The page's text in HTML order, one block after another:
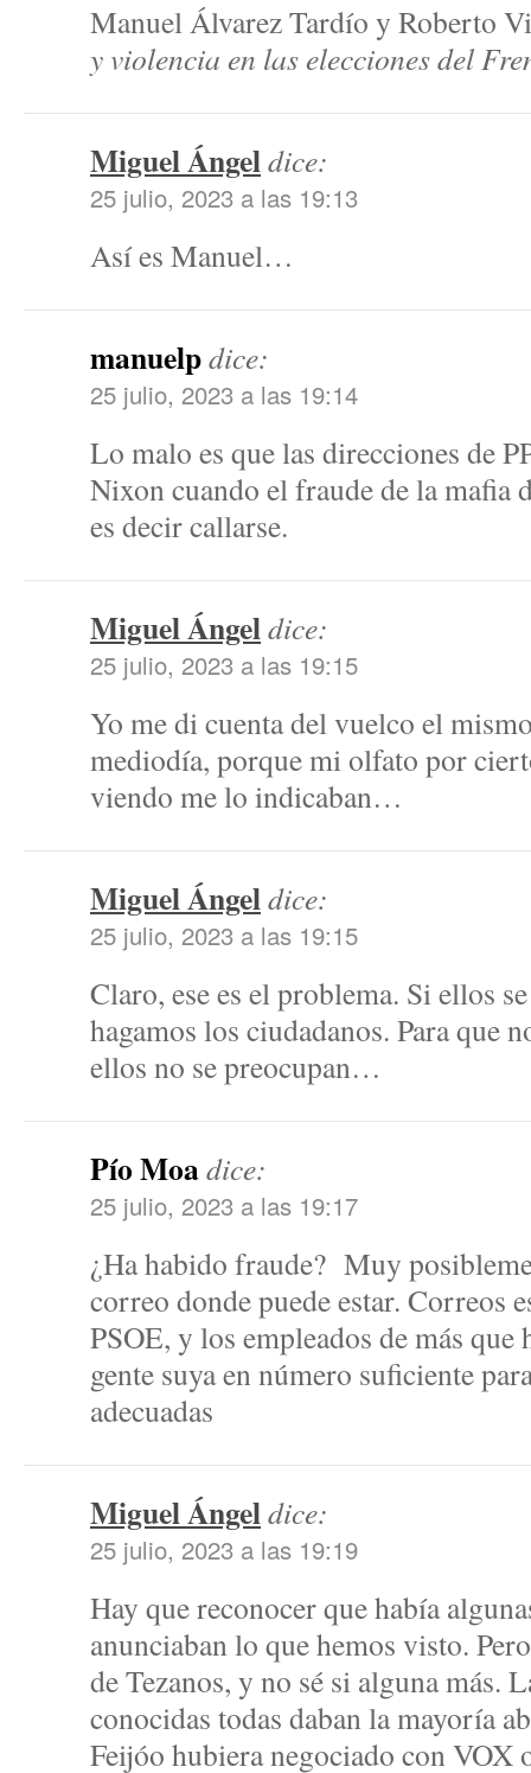
Manuel Álvarez Tardío y Roberto
y violencia en las elecciones del
Miguel Ángeldice:
25 julio, 2023 a las 19:13
Así es Manuel…
manuelpdice:
25 julio, 2023 a las 19:14
Lo malo es que las direcciones de
Nixon cuando el fraude de la mafia
es decir callarse.
Miguel Ángeldice:
25 julio, 2023 a las 19:15
Yo me di cuenta del vuelco el
mediodía, porque mi olfato por
viendo me lo indicaban…
Miguel Ángeldice:
25 julio, 2023 a las 19:15
Claro, ese es el problema. Si ellos
hagamos los ciudadanos. Para que
ellos no se preocupan…
Pío Moadice:
25 julio, 2023 a las 19:17
¿Ha habido fraude? Muy
correo donde puede estar. Correos
PSOE, y los empleados de más
gente suya en número suficiente
adecuadas
Miguel Ángeldice:
25 julio, 2023 a las 19:19
Hay que reconocer que había
anunciaban lo que hemos visto.
de Tezanos, y no sé si alguna más.
conocidas todas daban la mayoría
Feijóo hubiera negociado con VOX